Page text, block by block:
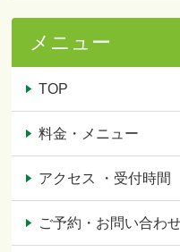
メニュー
TOP
料金・メニュー
アクセス ・受付時間
ご予約・お問い合わ